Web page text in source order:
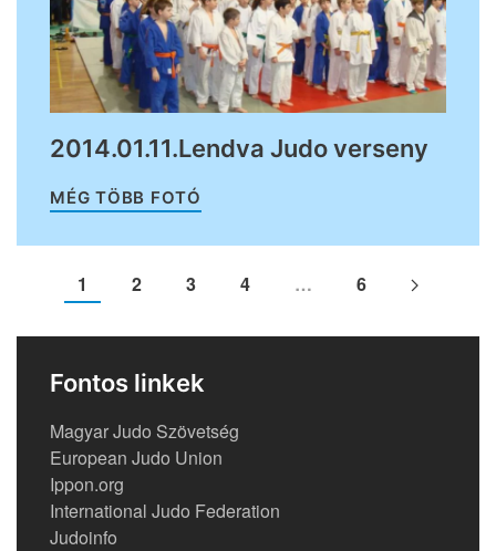
2014.01.11.Lendva Judo verseny
MÉG TÖBB FOTÓ
1 2 3 4 … 6
Fontos linkek
Magyar Judo Szövetség
European Judo Union
Ippon.org
International Judo Federation
Judoinfo